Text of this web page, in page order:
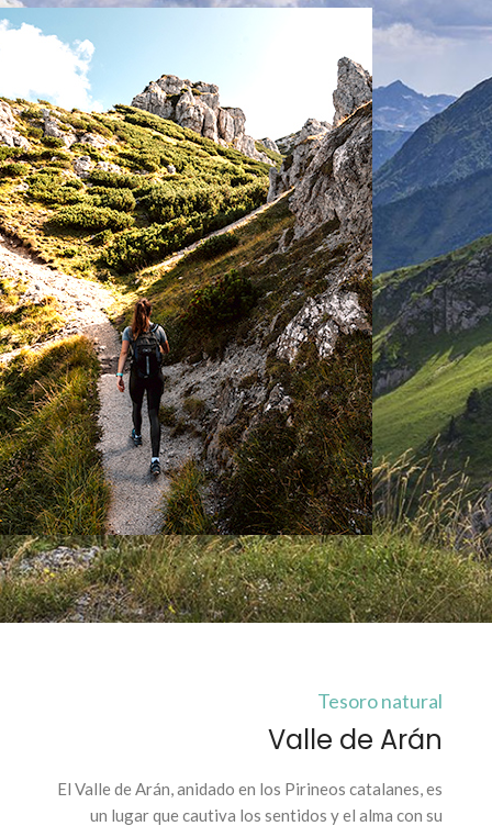
Tesoro natural
Valle de Arán
El Valle de Arán, anidado en los Pirineos catalanes, es
un lugar que cautiva los sentidos y el alma con su